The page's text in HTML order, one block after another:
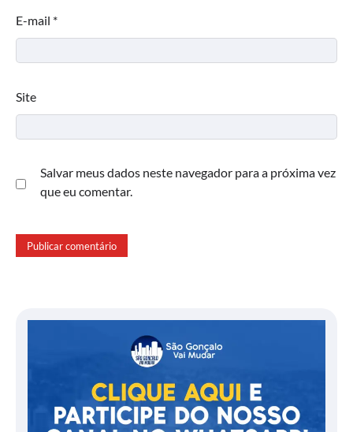
E-mail *
Site
Salvar meus dados neste navegador para a próxima vez
que eu comentar.